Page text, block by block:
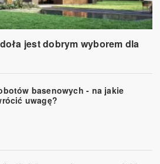
jest dobrym wyborem dla
basenowych - na jakie
uwagę?